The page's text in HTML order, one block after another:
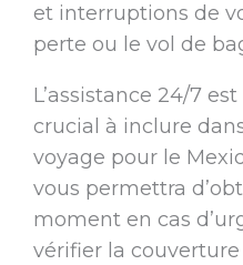
et interruptions de
perte ou le vol de
L’assistance 24/7
crucial à inclure
voyage pour le
vous permettra
moment en cas
vérifier la